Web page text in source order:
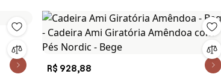
R$ 928,88